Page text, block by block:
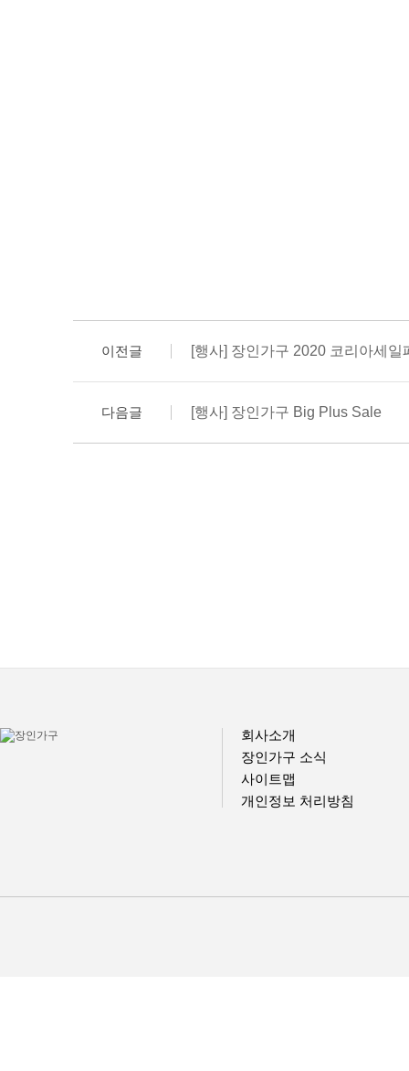
이전글 [행사] 장인가구 2020 코리아세일
다음글 [행사] 장인가구 Big Plus Sale
회사소개
장인가구 소식
사이트맵
개인정보 처리방침